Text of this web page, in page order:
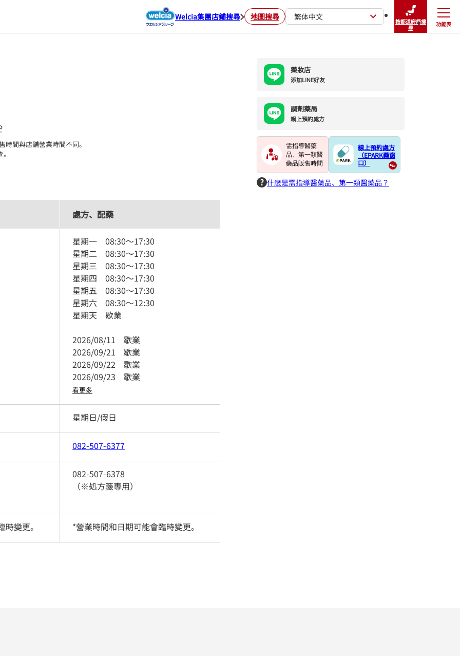
Welcia集團店鋪搜尋 地圖搜尋 繁体中文
按都道府縣搜
尋
功能表
關閉
間與店舖營業時間不同。
藥妝店
添加LINE好友
調劑藥局
網上預約處方
需指導醫藥
品、第一類醫
藥品販售時間
線上預約處方
（EPARK藥窗
口）
什麽是需指導醫藥品、第一類醫藥品？
處方、配藥
星期一 08:30～17:30
星期二 08:30～17:30
星期三 08:30～17:30
星期四 08:30～17:30
星期五 08:30～17:30
星期六 08:30～12:30
星期天 歇業
2026/08/11 歇業
2026/09/21 歇業
2026/09/22 歇業
2026/09/23 歇業
看更多
星期日/假日
082-507-6377
082-507-6378
（※処方箋専用）
變更。 *營業時間和日期可能會臨時變更。